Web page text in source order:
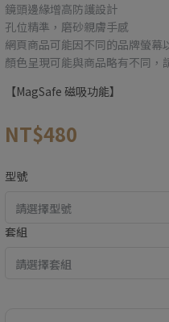
鏡頭邊緣增高防護設計
孔位精準，磨砂親膚手感
網頁商品可能因不同的品牌螢幕
顏色呈現可能與商品略有不同，
【MagSafe 磁吸功能】
NT$480
型號
套組